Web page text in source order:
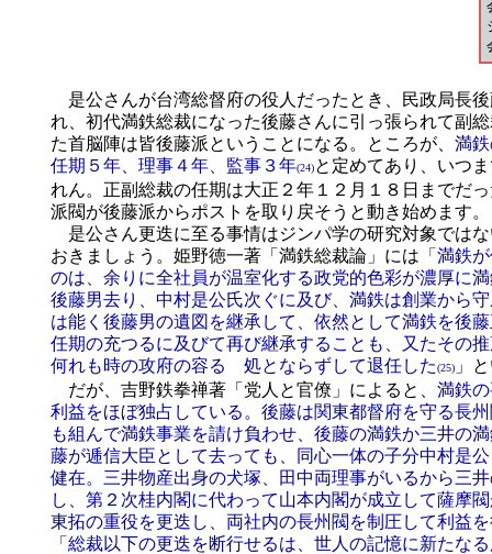
是公さんが台湾総督府の役人だったとき、民政局長
れ、初代満鉄総裁になった後藤さんに引っ張られて副
た首脳陣は皆後藤派ということになる。ところが、 満
任期５年、理事４年、監事３年(24)と定めてあり、いつ
れん。正副総裁の任期は大正２年１２月１８日までだ
派閥が後藤派からポストを取り戻そうと動き始めます。
是公さん更迭に至る事情はジンパ学の研究対象では
おきましょう。姫野徳一著「満鉄総裁論」には 「満鉄
のは、余りに全社員が温室化する政党的色彩が濃厚に
後藤男去り、中村是公氏次ぐに及び、満鉄は創業から
は能く後藤男の遺図を継承して、依然として満鉄を後
任期の充つるに及びて再び継承することも、又たその
何れも時の攻府の容るゝ処とならずして退任した(25) 」
だが、吉野鉄拳禅著「党人と官僚」によると、 満鉄
利益をほぼ独占している。後藤は関東都督府を守る長
も組んで満鉄事業を請け負わせ、後藤の満鉄か三井の
藤が逓信大臣として去っても、同心一体の子分中村是
健在。三井物産出身の犬塚、田中両理事がいるから三
し、第２次桂内閣に代わって山本内閣が成立して薩摩
東拓の重役を更迭し、両社内の長州閥を制圧して利益
「総裁以下の更迭を断行せるは、世人の記憶に新たな